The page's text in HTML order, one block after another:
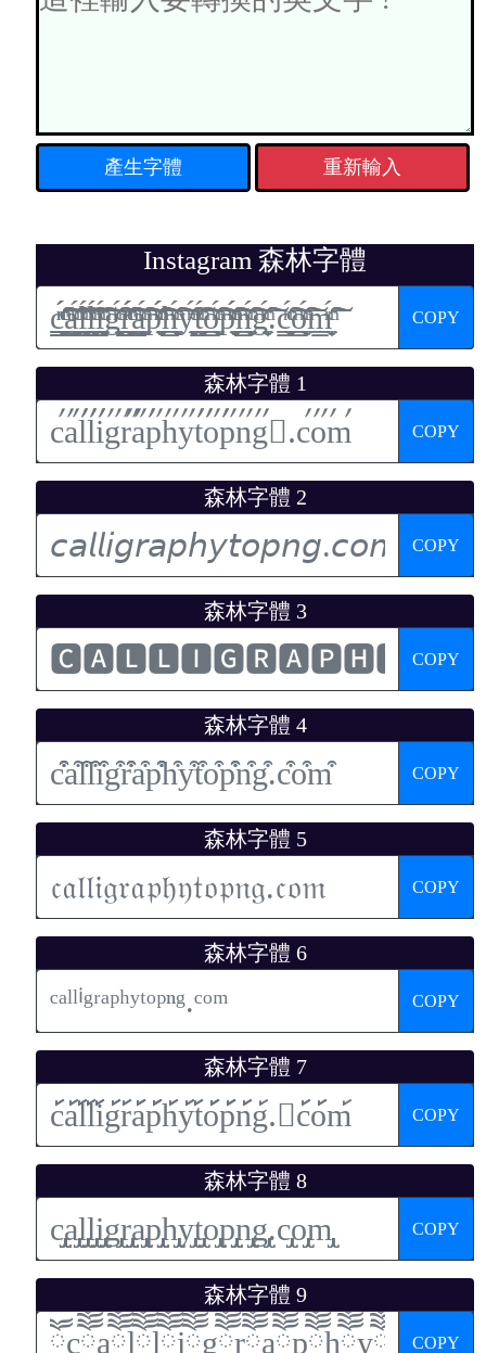
重新輸入
Instagram 森林字體
COPY
森林字體 1
COPY
森林字體 2
COPY
森林字體 3
COPY
森林字體 4
COPY
森林字體 5
COPY
森林字體 6
COPY
森林字體 7
COPY
森林字體 8
COPY
森林字體 9
COPY